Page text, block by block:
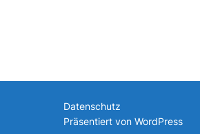
Datenschutz
Präsentiert von WordPress